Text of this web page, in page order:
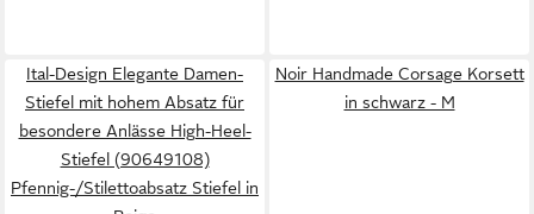
Ital-Design Elegante Damen-
Stiefel mit hohem Absatz für
besondere Anlässe High-Heel-
Stiefel (90649108)
Pfennig-/Stilettoabsatz Stiefel in
Noir Handmade Corsage Korsett
in schwarz - M